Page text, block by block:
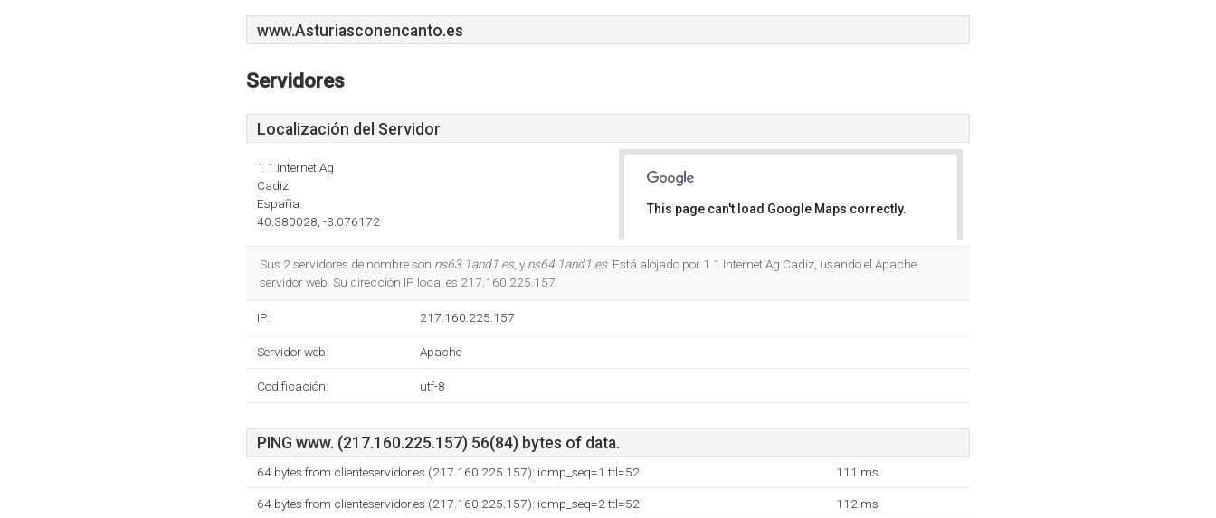
www.Asturiasconencanto.es
Servidores
Localización del Servidor
1 1 Internet Ag
Cadiz
España
40.380028, -3.076172
This page can't load Google Maps correctly.
Sus 2 servidores de nombre son ns63.1and1.es, y ns64.1and1.es. Está alojado por 1 1 Internet Ag Cadiz, usando el Apache
servidor web. Su dirección IP local es 217.160.225.157.
IP: 217.160.225.157
Servidor web: Apache
Codificación: utf-8
PING www. (217.160.225.157) 56(84) bytes of data.
64 bytes from clienteservidor.es (217.160.225.157): icmp_seq=1 ttl=52 111 ms
64 bytes from clienteservidor.es (217.160.225.157): icmp_seq=2 ttl=52 112 ms